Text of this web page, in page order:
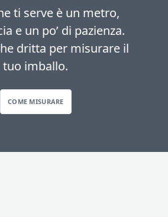
ti serve è un metro,
e un po’ di pazienza.
dritta per misurare il
tuo imballo.
COME MISURARE